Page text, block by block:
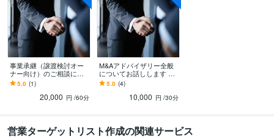
学歴
宇都宮大学 2011年3月 ~ 2015年2月
語学力
英語 日常会話レベル
事業承継（譲渡検討オー
ナー向け）のご相談に乗
ります アドバイザー社数5
0社以上のコンサルタント
5.0 (1)
20,000 円 /60分
M&Aアドバイザリー全般
についてお話しします M&
Aアドバイザーとしての成
約経験が10件以上ありま
5.0 (4)
10,000 円 /30分
営業ターゲットリスト作成の関連サービス